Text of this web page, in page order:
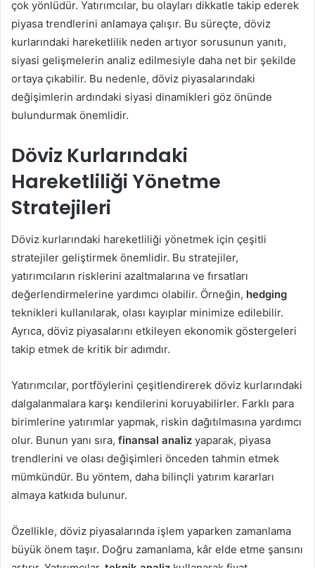
çok yönlüdür. Yatırımcılar, bu olayları dikkatle takip ederek
piyasa trendlerini anlamaya çalışır. Bu süreçte, döviz
kurlarındaki hareketlilik neden artıyor sorusunun yanıtı,
siyasi gelişmelerin analiz edilmesiyle daha net bir şekilde
ortaya çıkabilir. Bu nedenle, döviz piyasalarındaki
değişimlerin ardındaki siyasi dinamikleri göz önünde
bulundurmak önemlidir.
Döviz Kurlarındaki
Hareketliliği Yönetme
Stratejileri
Döviz kurlarındaki hareketliliği yönetmek için çeşitli
stratejiler geliştirmek önemlidir. Bu stratejiler,
yatırımcıların risklerini azaltmalarına ve fırsatları
değerlendirmelerine yardımcı olabilir. Örneğin, hedging
teknikleri kullanılarak, olası kayıplar minimize edilebilir.
Ayrıca, döviz piyasalarını etkileyen ekonomik göstergeleri
takip etmek de kritik bir adımdır.
Yatırımcılar, portföylerini çeşitlendirerek döviz kurlarındaki
dalgalanmalara karşı kendilerini koruyabilirler. Farklı para
birimlerine yatırımlar yapmak, riskin dağıtılmasına yardımcı
olur. Bunun yanı sıra, finansal analiz yaparak, piyasa
trendlerini ve olası değişimleri önceden tahmin etmek
mümkündür. Bu yöntem, daha bilinçli yatırım kararları
almaya katkıda bulunur.
Özellikle, döviz piyasalarında işlem yaparken zamanlama
büyük önem taşır. Doğru zamanlama, kâr elde etme şansını